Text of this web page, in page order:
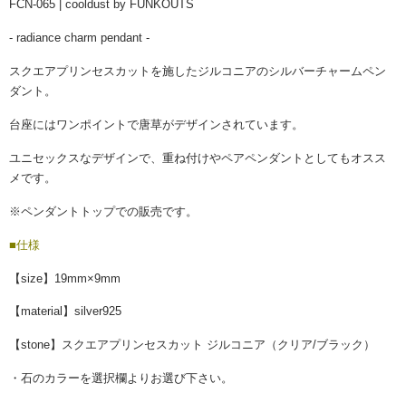
FCN-065 | cooldust by FUNKOUTS
- radiance charm pendant -
スクエアプリンセスカットを施したジルコニアのシルバーチャームペン
ダント。
台座にはワンポイントで唐草がデザインされています。
ユニセックスなデザインで、重ね付けやペアペンダントとしてもオスス
メです。
※ペンダントトップでの販売です。
■仕様
【size】19mm×9mm
【material】silver925
【stone】スクエアプリンセスカット ジルコニア（クリア/ブラック）
・石のカラーを選択欄よりお選び下さい。